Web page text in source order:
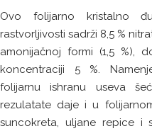
Ovo folijarno kristalno
rastvorljivosti sadrži 8,5 %
amonijačnoj formi (1,5 %),
koncentraciji 5 %.
folijarnu ishranu useva
rezulatate daje i u
suncokreta, uljane repice i